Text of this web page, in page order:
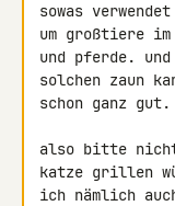
sowas
um großtiere
und pferde.
solchen zaun
schon ganz gut.
also bitte nicht
katze grillen
ich nämlich